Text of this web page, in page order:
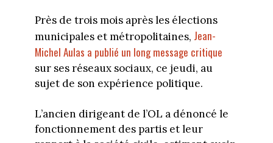
Près de trois mois après les élections
municipales et métropolitaines, Jean-
Michel Aulas a publié un long message critique
sur ses réseaux sociaux, ce jeudi, au
sujet de son expérience politique.
L’ancien dirigeant de l’OL a dénoncé le
fonctionnement des partis et leur